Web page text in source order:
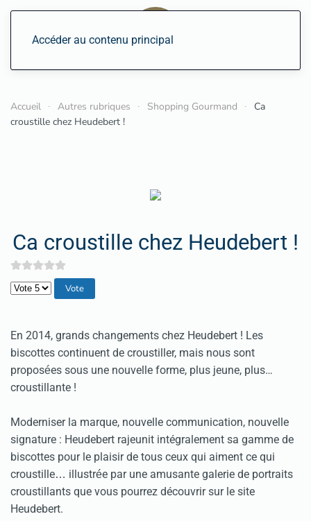
Accéder au contenu principal
Accueil Autres rubriques Shopping Gourmand
Ca
croustille chez Heudebert !
Ca croustille chez Heudebert !
Veuillez voter
En 2014, grands changements chez Heudebert ! Les
biscottes continuent de croustiller, mais nous sont
proposées sous une nouvelle forme, plus jeune, plus…
croustillante !
Moderniser la marque, nouvelle communication, nouvelle
signature : Heudebert rajeunit intégralement sa gamme de
biscottes pour le plaisir de tous ceux qui aiment ce qui
croustille… illustrée par une amusante galerie de portraits
croustillants que vous pourrez découvrir sur le site
Heudebert.